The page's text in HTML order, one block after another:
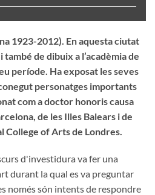
1923-2012). En aquesta ciutat
de dibuix a l’acadèmia de
període. Ha exposat les seves
personatges importants
com a doctor honoris causa
de les Illes Balears i de
College of Arts de Londres.
d'investidura va fer una
durant la qual es va preguntar
només són intents de respondre